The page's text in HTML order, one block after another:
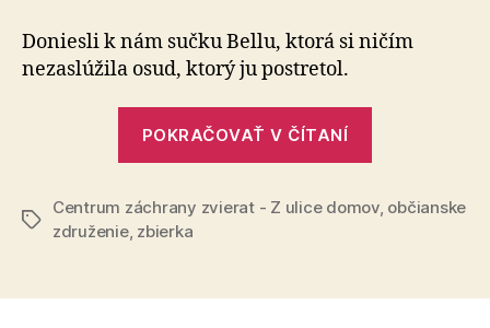
Doniesli k nám sučku Bellu, ktorá si ničím
nezaslúžila osud, ktorý ju postretol.
POKRAČOVAŤ V ČÍTANÍ
šťastným
Značky
Centrum záchrany zvierat - Z ulice domov, občianske
združenie, zbierka